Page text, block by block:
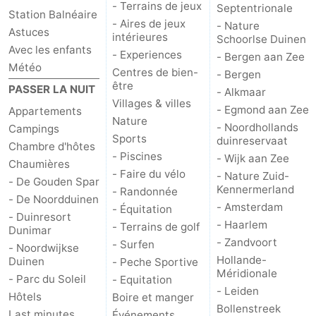
Station Balnéaire
Astuces
Avec les enfants
Météo
PASSER LA NUIT
Appartements
Campings
Chambre d'hôtes
Chaumières
- De Gouden Spar
- De Noordduinen
- Duinresort
Dunimar
- Noordwijkse
Duinen
- Parc du Soleil
Hôtels
- Terrains de jeux
- Aires de jeux
intérieures
- Experiences
Centres de bien-
être
Villages & villes
Nature
Sports
- Piscines
- Faire du vélo
- Randonnée
- Équitation
- Terrains de golf
- Surfen
- Peche Sportive
- Equitation
Boire et manger
Septentrionale
- Nature
Schoorlse Duinen
- Bergen aan Zee
- Bergen
- Alkmaar
- Egmond aan Zee
- Noordhollands
duinreservaat
- Wijk aan Zee
- Nature Zuid-
Kennermerland
- Amsterdam
- Haarlem
- Zandvoort
Hollande-
Méridionale
- Leiden
Bollenstreek